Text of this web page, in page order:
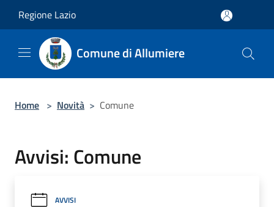
Regione Lazio
Comune di Allumiere
Home > Novità > Comune
Avvisi: Comune
AVVISI